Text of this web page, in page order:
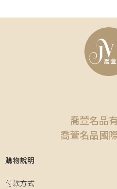
喬萱名品
喬萱名品國
購物說明
付款方式